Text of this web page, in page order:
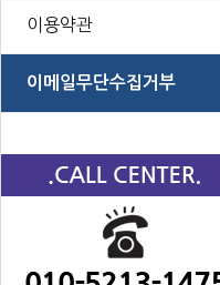
이용약관
이메일무단수집거부